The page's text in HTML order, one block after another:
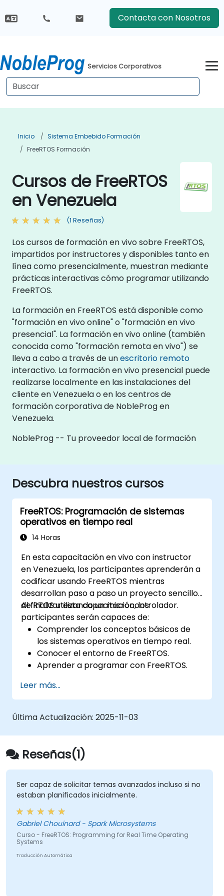
Contacta con Nosotros
Servicios Corporativos
Inicio
Sistema Embebido Formación
FreeRTOS Formación
Cursos de FreeRTOS
en Venezuela
(1 Reseñas)
Los cursos de formación en vivo sobre FreeRTOS,
impartidos por instructores y disponibles tanto en
línea como presencialmente, muestran mediante
prácticas interactivas cómo programar utilizando
FreeRTOS.
La formación en FreeRTOS está disponible como
"formación en vivo online" o "formación en vivo
presencial". La formación en vivo online (también
conocida como "formación remota en vivo") se
lleva a cabo a través de unescritorio remoto
interactivo. La formación en vivo presencial puede
realizarse localmente en las instalaciones del
cliente en Venezuela o en los centros de
formación corporativa de NobleProg en
Venezuela.
NobleProg -- Tu proveedor local de formación
Descubra nuestros cursos
FreeRTOS: Programación de sistemas
operativos en tiempo real
14 Horas
En esta capacitación en vivo con instructor
en Venezuela, los participantes aprenderán a
codificar usando FreeRTOS mientras
desarrollan paso a paso un proyecto sencillo
de RTOS utilizando un microcontrolador.
Al finalizar esta capacitación, los
participantes serán capaces de:
Comprender los conceptos básicos de
los sistemas operativos en tiempo real.
Conocer el entorno de FreeRTOS.
Aprender a programar con FreeRTOS.
FreeRTOS con periféricos de hardware.
Leer más...
Última Actualización: 2025-11-03
Reseñas(1)
Ser capaz de solicitar temas avanzados incluso si no
estaban planificados inicialmente.
Gabriel Chouinard - Spark Microsystems
Curso - FreeRTOS: Programming for Real Time Operating
Systems
Traducción Automática